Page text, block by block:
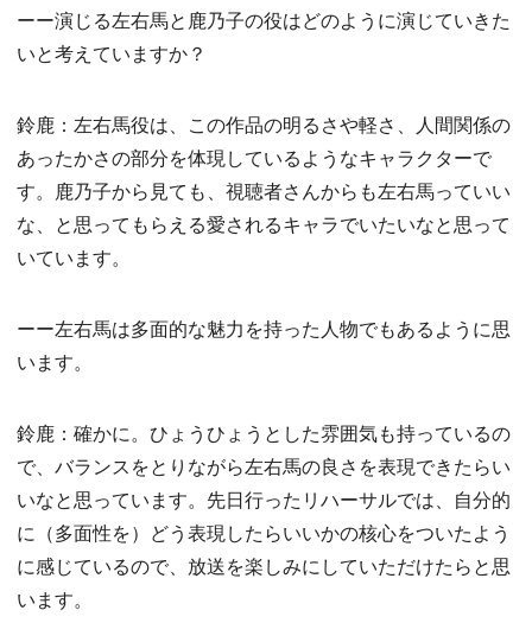
ーー演じる左右馬と鹿乃子の役はどのように演じていきた
いと考えていますか？
鈴鹿：左右馬役は、この作品の明るさや軽さ、人間関係の
あったかさの部分を体現しているようなキャラクターで
す。鹿乃子から見ても、視聴者さんからも左右馬っていい
な、と思ってもらえる愛されるキャラでいたいなと思って
いています。
ーー左右馬は多面的な魅力を持った人物でもあるように思
います。
鈴鹿：確かに。ひょうひょうとした雰囲気も持っているの
で、バランスをとりながら左右馬の良さを表現できたらい
いなと思っています。先日行ったリハーサルでは、自分的
に（多面性を）どう表現したらいいかの核心をついたよう
に感じているので、放送を楽しみにしていただけたらと思
います。